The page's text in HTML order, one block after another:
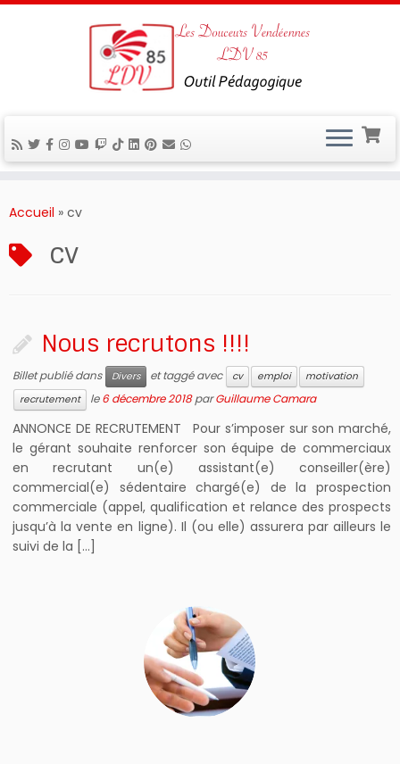
auAccueil » cv
cv
Nous recrutons !!!!
Billet publié dans Divers et taggé avec cv emploi
motivation
recrutement
le6 décembre 2018 parGuillaume Camara
ANNONCE DE RECRUTEMENT Pour s’imposer sur son marché,
le gérant souhaite renforcer son équipe de commerciaux
en recrutant un(e) assistant(e) conseiller(ère)
commercial(e) sédentaire chargé(e) de la prospection
commerciale (appel, qualification et relance des prospects
jusqu’à la vente en ligne). Il (ou elle) assurera par ailleurs le
suivi de la […]